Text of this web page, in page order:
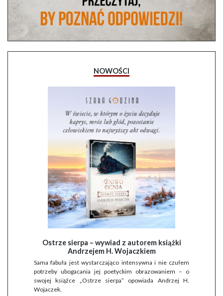
NOWOŚCI
Ostrze sierpa – wywiad z autorem książki
Andrzejem H. Wojaczkiem
Sama fabuła jest wystarczająco intensywna i nie czułem
potrzeby ubogacania jej poetyckim obrazowaniem – o
swojej książce „Ostrze sierpa” opowiada Andrzej H.
Wojaczek.